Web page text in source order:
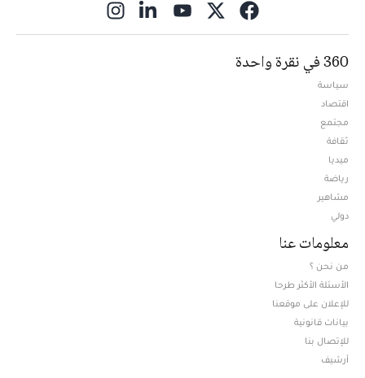
360 في نقرة واحدة
سياسة
اقتصاد
مجتمع
ثقافة
ميديا
رياضة
مشاهير
دولي
معلومات عنا
من نحن ؟
الأسئلة الأكثر طرحا
للإعلان على موقعنا
بيانات قانونية
للإتصال بنا
أرشيف